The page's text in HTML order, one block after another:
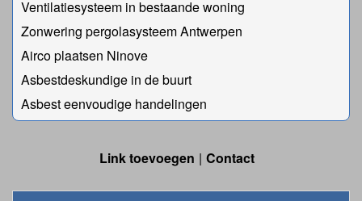
Ventilatiesysteem in bestaande woning
Zonwering pergolasysteem Antwerpen
Airco plaatsen Ninove
Asbestdeskundige in de buurt
Asbest eenvoudige handelingen
Link toevoegen Contact